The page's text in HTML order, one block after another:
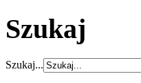
Szukaj
Szukaj...